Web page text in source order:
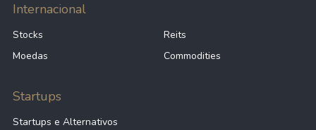
Internacional
Stocks
Reits
Moedas
Commodities
Startups
Startups e Alternativos